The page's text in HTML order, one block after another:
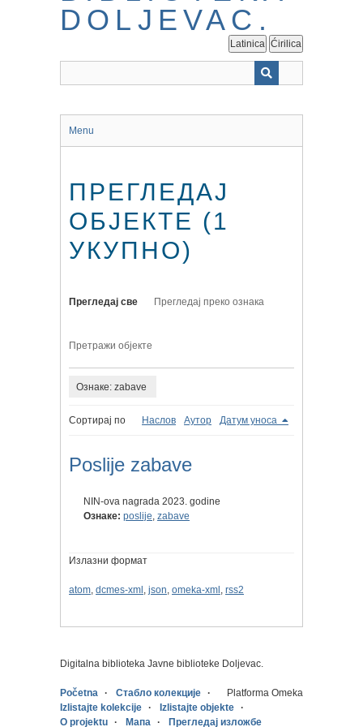
Latinica Ćirilica
Menu
ПРЕГЛЕДАЈ
ОБЈЕКТЕ (1
УКУПНО)
Прегледај све Прегледај преко ознака
Претражи објекте
Ознаке: zabave
Сортирај по Наслов Аутор Датум уноса
Poslije zabave
NIN-ova nagrada 2023. godine
Ознаке: poslije, zabave
Излазни формат
atom, dcmes-xml , json, omeka-xml , rss2
Digitalna biblioteka Javne biblioteke Doljevac.
Početna
Стабло колекције
Izlistajte kolekcije
Izlistajte objekte
O projektu
Мапа Прегледај изложбе
Platforma Omeka